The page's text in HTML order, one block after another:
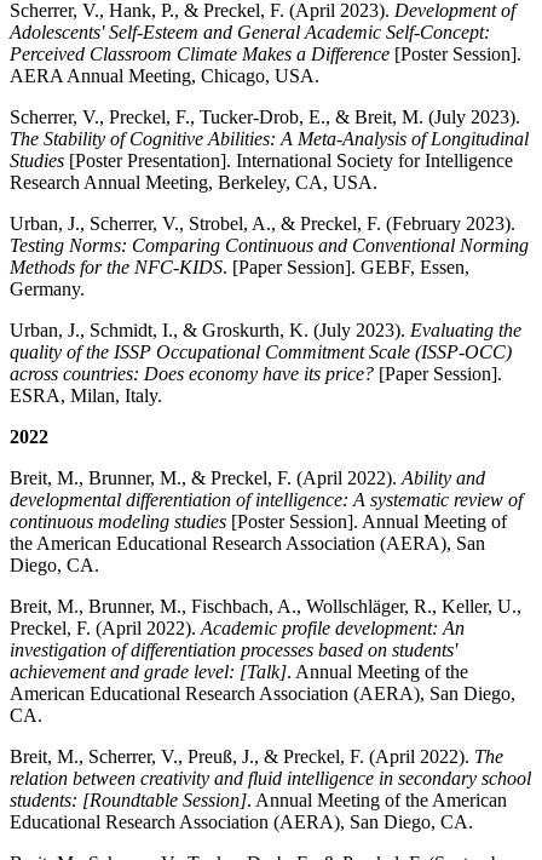
Scherrer, V., Hank, P., & Preckel, F. (April 2023). Development of
Adolescents' Self-Esteem and General Academic Self-Concept:
Perceived Classroom Climate Makes a Difference [Poster Session].
AERA Annual Meeting, Chicago, USA.
Scherrer, V., Preckel, F., Tucker-Drob, E., & Breit, M. (July 2023).
The Stability of Cognitive Abilities: A Meta-Analysis of Longitudinal
Studies [Poster Presentation]. International Society for Intelligence
Research Annual Meeting, Berkeley, CA, USA.
Urban, J., Scherrer, V., Strobel, A., & Preckel, F. (February 2023).
Testing Norms: Comparing Continuous and Conventional Norming
Methods for the NFC-KIDS. [Paper Session]. GEBF, Essen,
Germany.
Urban, J., Schmidt, I., & Groskurth, K. (July 2023). Evaluating the
quality of the ISSP Occupational Commitment Scale (ISSP-OCC)
across countries: Does economy have its price? [Paper Session].
ESRA, Milan, Italy.
2022
Breit, M., Brunner, M., & Preckel, F. (April 2022). Ability and
developmental differentiation of intelligence: A systematic review of
continuous modeling studies [Poster Session]. Annual Meeting of
the American Educational Research Association (AERA), San
Diego, CA.
Breit, M., Brunner, M., Fischbach, A., Wollschläger, R., Keller, U.,
Preckel, F. (April 2022). Academic profile development: An
investigation of differentiation processes based on students'
achievement and grade level: [Talk]. Annual Meeting of the
American Educational Research Association (AERA), San Diego,
CA.
Breit, M., Scherrer, V., Preuß, J., & Preckel, F. (April 2022). The
relation between creativity and fluid intelligence in secondary school
students: [Roundtable Session]. Annual Meeting of the American
Educational Research Association (AERA), San Diego, CA.